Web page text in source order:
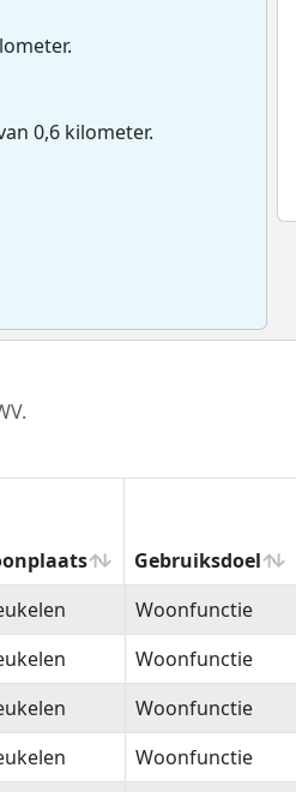
0,6 kilometer.
Gebruiksdoel
Gebruiksdoel
Woonfunctie
Woonfunctie
Woonfunctie
Woonfunctie